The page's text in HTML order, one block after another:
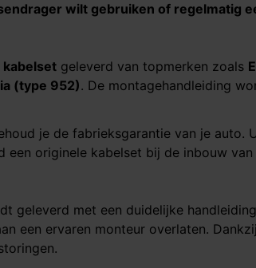
wilt gebruiken of regelmatig
kabelset geleverd van topmerken zoals
(type 952)​​​​​​​. De montagehandleiding
je de fabrieksgarantie van je auto.
originele kabelset bij de inbouw van
geleverd met een duidelijke
een ervaren monteur overlaten.